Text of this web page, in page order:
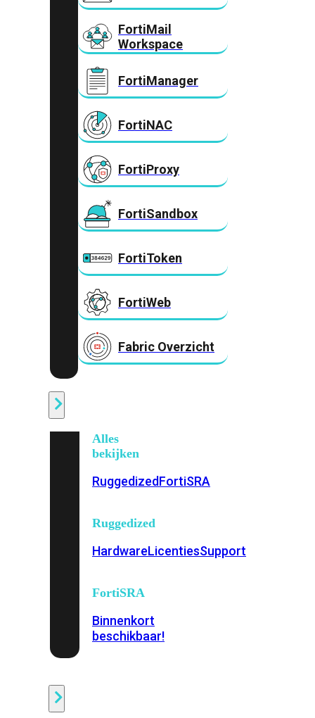
FortiMail
Workspace
FortiManager
FortiNAC
FortiProxy
FortiSandbox
FortiToken
FortiWeb
Fabric Overzicht
Alles
bekijken
RuggedizedFortiSRA
Ruggedized
HardwareLicentiesSupport
FortiSRA
Binnenkort
beschikbaar!